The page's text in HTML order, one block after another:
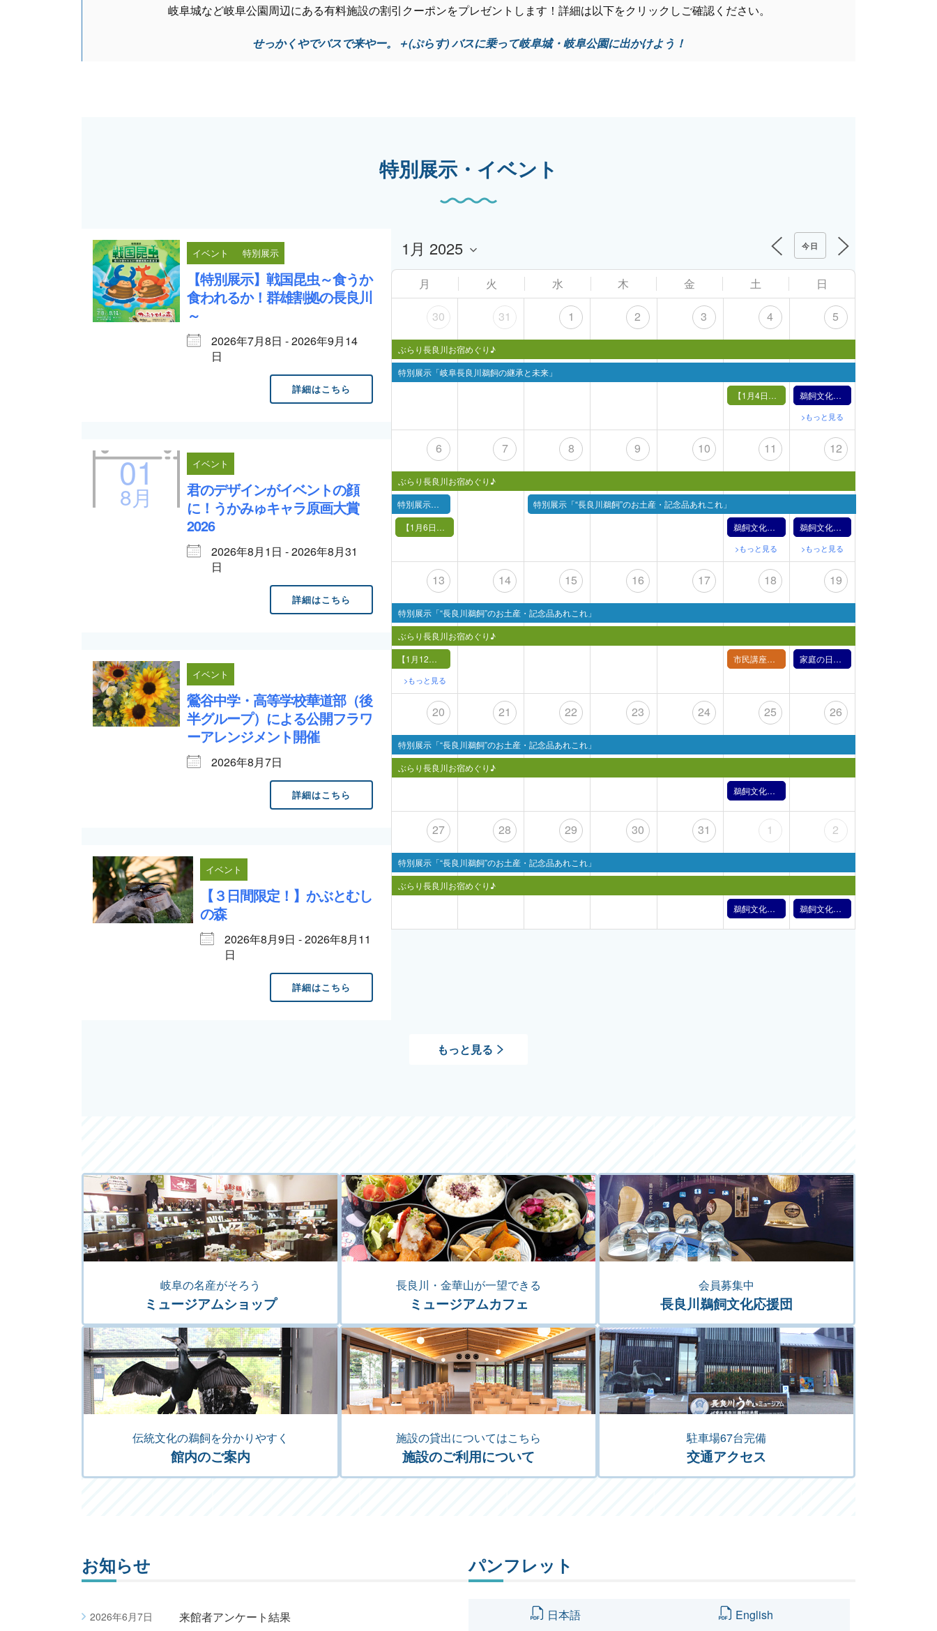
岐阜城など岐阜公園周辺にある有料施設の割引クーポンをプレゼントします！詳細は以下をクリックしご確認ください。
せっかくやでバスで来やー。＋(ぷらす) バスに乗って岐阜城・岐阜公園に出かけよう！
特別展示・イベント
イベント 特別展示
【特別展示】戦国昆虫～食うか
食われるか！群雄割拠の長良川
～
2026年7月8日 - 2026年9月14
日
詳細はこちら
01
8月
イベント
君のデザインがイベントの顔
に！うかみゅキャラ原画大賞
2026
2026年8月1日 - 2026年8月31
日
詳細はこちら
イベント
鶯谷中学・高等学校華道部（後
半グループ）による公開フラワ
ーアレンジメント開催
2026年8月7日
詳細はこちら
イベント
【３日間限定！】かぶとむし
の森
2026年8月9日 - 2026年8月11
日
詳細はこちら
今日
月 火 水 木 金 土 日
30
ぶらり長良川お宿めぐり♪
特別展示「岐阜長良川鵜飼の継承と未来」
31 1 2 3 4
【1月4日（土）】鵜飼の実演
5
鵜飼文化の紹介【1月5日】（2025年）
>もっと見る
6
ぶらり長良川お宿めぐり♪
特別展示「岐阜長良川鵜飼の継承と未来」
【1月6日（月）】鵜飼バックヤードツアー（予定見学場所：造船所）
7 8
特別展示「“長良川鵜飼”のお土産・記念品あれこれ」
9 10 11
鵜飼文化の紹介【1月11日】（2025年）
>もっと見る
12
鵜飼文化の紹介【1月12日】（2025年）
>もっと見る
13
特別展示「“長良川鵜飼”のお土産・記念品あれこれ」
ぶらり長良川お宿めぐり♪
【1月12日（日）13日（月祝）】まっくらうかい in the room
>もっと見る
14 15 16 17 18
市民講座「作家が手掛ける長良川グッズ」
19
家庭の日イベント／鵜匠に変身体験
20
特別展示「“長良川鵜飼”のお土産・記念品あれこれ」
ぶらり長良川お宿めぐり♪
21 22 23 24 25
鵜飼文化の紹介【1月25日】（2025年）
26
27
特別展示「“長良川鵜飼”のお土産・記念品あれこれ」
ぶらり長良川お宿めぐり♪
28 29 30 31 1
鵜飼文化の紹介【2月1日】（2025年）
2
鵜飼文化の紹介【2月2日】（2025年）
もっと見る
岐阜の名産がそろう
ミュージアムショップ
長良川・金華山が一望できる
ミュージアムカフェ
会員募集中
長良川鵜飼文化応援団
伝統文化の鵜飼を分かりやすく
館内のご案内
施設の貸出についてはこちら
施設のご利用について
駐車場67台完備
交通アクセス
お知らせ
来館者アンケート結果
2026年6月7日
パンフレット
日本語 English